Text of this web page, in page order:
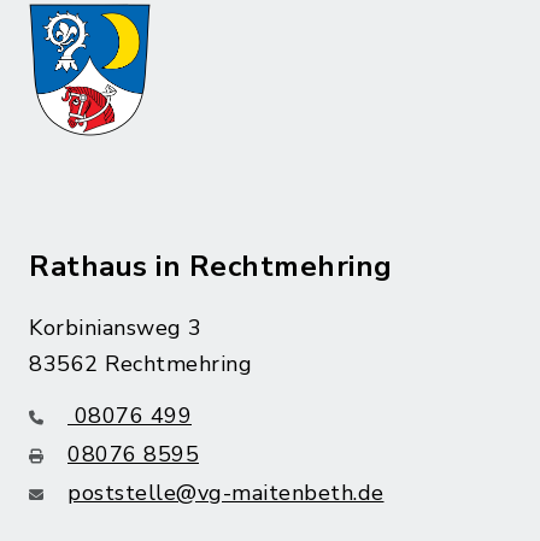
Rathaus in Rechtmehring
Korbiniansweg 3
83562 Rechtmehring
08076 499
08076 8595
poststelle@vg-maitenbeth.de